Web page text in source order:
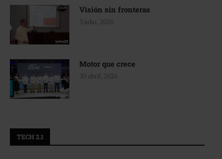
Visión sin fronteras
3 julio, 2026
Motor que crece
30 abril, 2026
TECH 2.1